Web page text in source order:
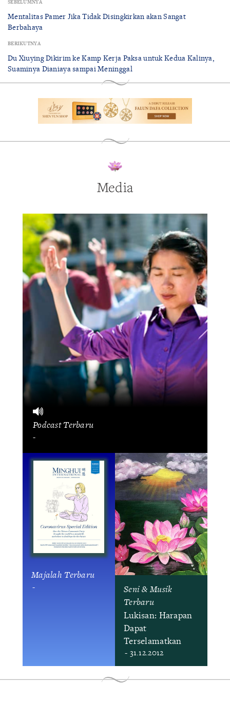
SEBELUMNYA
Mentalitas Pamer Jika Tidak Disingkirkan akan Sangat
Berbahaya
BERIKUTNYA
Du Xiuying Dikirim ke Kamp Kerja Paksa untuk Kedua Kalinya,
Suaminya Dianiaya sampai Meninggal
Media
Podcast Terbaru
-
Majalah Terbaru
-
Seni & Musik
Terbaru
Lukisan: Harapan
Dapat
Terselamatkan
- 31.12.2012